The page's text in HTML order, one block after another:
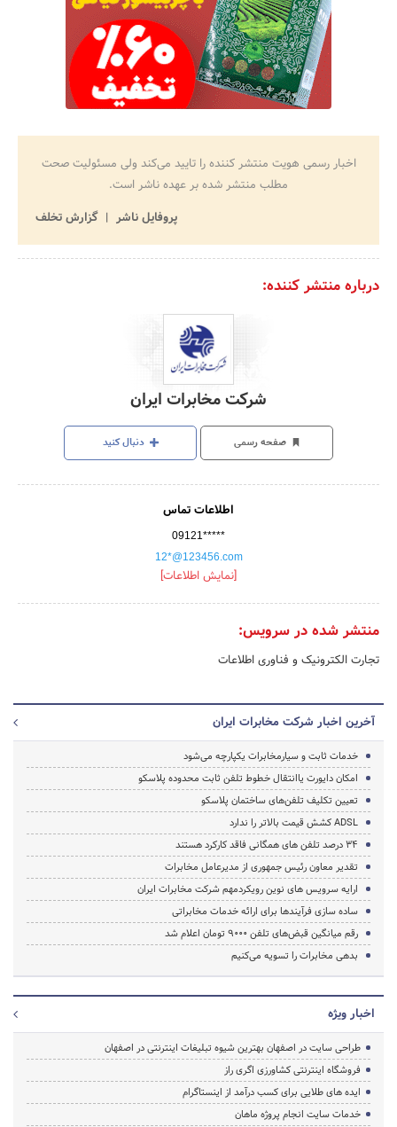
اخبار رسمی هویت منتشر کننده را تایید می‌کند ولی مسئولیت صحت
مطلب منتشر شده بر عهده ناشر است.
پروفایل ناشر
گزارش تخلف
درباره منتشر کننده:
شرکت مخابرات ایران
صفحه رسمی دنبال کنید
اطلاعات تماس
09121*****
12*@123456.com
[نمایش اطلاعات]
منتشر شده در سرویس:
تجارت الکترونیک و فناوری اطلاعات
آخرین اخبار شرکت مخابرات ایران
خدمات ثابت و سیارمخابرات یکپارچه می‌شود
امکان دایورت یاانتقال خطوط تلفن ثابت محدوده پلاسکو
تعیین تکلیف تلفن‌های ساختمان پلاسکو
ADSL کشش قیمت بالاتر را ندارد
۳۴ درصد تلفن های همگانی فاقد کارکرد هستند
تقدیر معاون رئیس جمهوری از مدیرعامل مخابرات
ارایه سرویس های نوین رویکردمهم شرکت مخابرات ایران
ساده سازی فرآیندها برای ارائه خدمات مخابراتی
رقم میانگین قبض‌های تلفن ۹۰۰۰ تومان اعلام شد
بدهی مخابرات را تسویه می‌کنیم
اخبار ویژه
طراحی سایت در اصفهان بهترین شیوه تبلیغات اینترنتی در اصفهان
فروشگاه اینترنتی کشاورزی اگری راز
ایده های طلایی برای کسب درآمد از اینستاگرام
خدمات سایت انجام پروژه ماهان